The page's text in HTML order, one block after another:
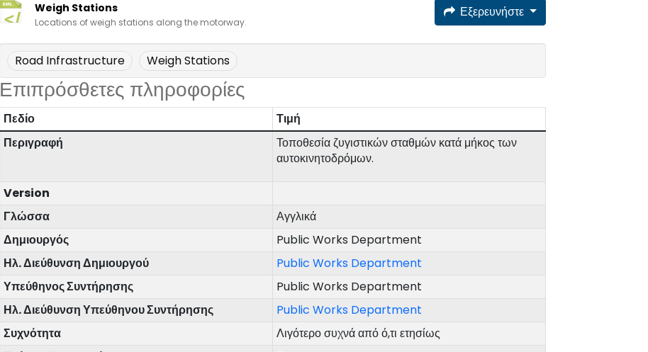
Weigh Stations
Locations of weigh stations along the motorway.
Εξερευνήστε
Road Infrastructure Weigh Stations
Επιπρόσθετες πληροφορίες
Πεδίο
Τιμή
Περιγραφή
Τοποθεσία ζυγιστικών σταθμών κατά μήκος των
αυτοκινητοδρόμων.
Version
Γλώσσα
Αγγλικά
Δημιουργός
Public Works Department
Ηλ. Διεύθυνση Δημιουργού
Public Works Department
Υπεύθηνος Συντήρησης
Public Works Department
Ηλ. Διεύθυνση Υπεύθηνου Συντήρησης
Public Works Department
Συχνότητα
Λιγότερο συχνά από ό,τι ετησίως